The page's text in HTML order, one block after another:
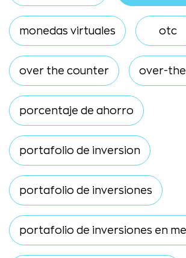
monedas virtuales otc
over the counter over-
porcentaje de ahorro
portafolio de inversion
portafolio de inversiones
portafolio de inversiones en